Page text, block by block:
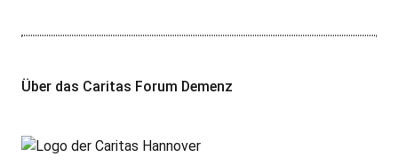
Über das Caritas Forum Demenz